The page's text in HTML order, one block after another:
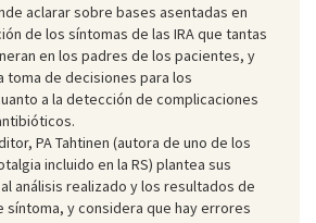
aclarar sobre bases asentadas en
de los síntomas de las IRA que tantas
en los padres de los pacientes, y
toma de decisiones para los
a la detección de complicaciones
PA Tahtinen (autora de uno de los
incluido en la RS) plantea sus
análisis realizado y los resultados de
síntoma, y considera que hay errores